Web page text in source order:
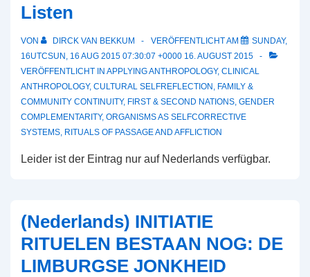
Listen
VON DIRCK VAN BEKKUM VERÖFFENTLICHT AM
SUNDAY,
16UTCSUN, 16 AUG 2015 07:30:07 +0000 16. AUGUST 2015
VERÖFFENTLICHT IN APPLYING ANTHROPOLOGY, CLINICAL
ANTHROPOLOGY, CULTURAL SELFREFLECTION FAMILY &
COMMUNITY CONTINUITY, FIRST & SECOND NATIONS GENDER
COMPLEMENTARITY, ORGANISMS AS SELFCORRECTIVE
SYSTEMS RITUALS OF PASSAGE AND AFFLICTION
Leider ist der Eintrag nur auf Nederlands verfügbar.
(Nederlands) INITIATIE
RITUELEN BESTAAN NOG: DE
LIMBURGSE JONKHEID